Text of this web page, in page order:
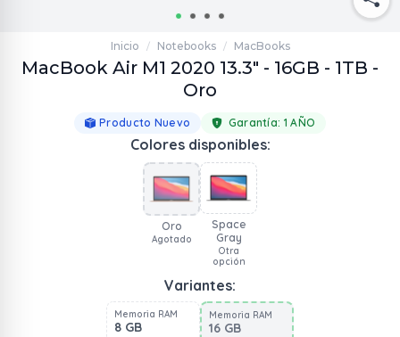
Inicio / Notebooks / MacBooks
MacBook Air M1 2020 13.3" - 16GB - 1TB -
Oro
Producto Nuevo Garantía: 1 AÑO
Colores disponibles:
Oro
Agotado
Space
Gray
Otra
opción
Variantes:
Memoria RAM
8 GB
Memoria RAM
16 GB